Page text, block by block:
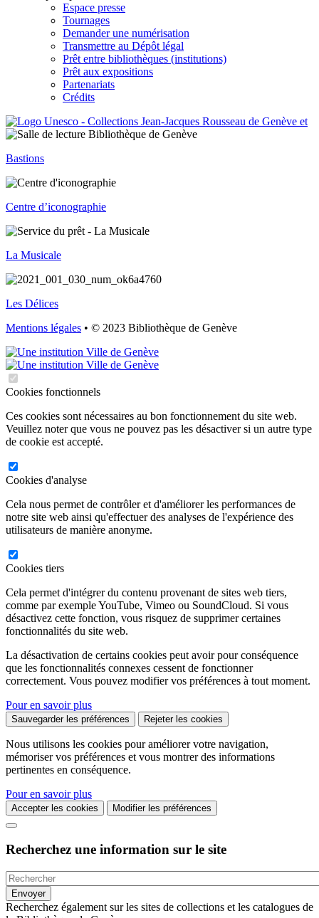
Espace presse
Tournages
Demander une numérisation
Transmettre au Dépôt légal
Prêt entre bibliothèques (institutions)
Prêt aux expositions
Partenariats
Crédits
Bastions
Centre d’iconographie
La Musicale
Les Délices
Mentions légales • © 2023 Bibliothèque de Genève
Cookies fonctionnels
Ces cookies sont nécessaires au bon fonctionnement du site web.
Veuillez noter que vous ne pouvez pas les désactiver si un autre type
de cookie est accepté.
Cookies d'analyse
Cela nous permet de contrôler et d'améliorer les performances de
notre site web ainsi qu'effectuer des analyses de l'expérience des
utilisateurs de manière anonyme.
Cookies tiers
Cela permet d'intégrer du contenu provenant de sites web tiers,
comme par exemple YouTube, Vimeo ou SoundCloud. Si vous
désactivez cette fonction, vous risquez de supprimer certaines
fonctionnalités du site web.
La désactivation de certains cookies peut avoir pour conséquence
que les fonctionnalités connexes cessent de fonctionner
correctement. Vous pouvez modifier vos préférences à tout moment.
Pour en savoir plus
Sauvegarder les préférences Rejeter les cookies
Nous utilisons les cookies pour améliorer votre navigation,
mémoriser vos préférences et vous montrer des informations
pertinentes en conséquence.
Pour en savoir plus
Accepter les cookies Modifier les préférences
Recherchez une information sur le site
Recherchez également sur les sites de collections et les catalogues de